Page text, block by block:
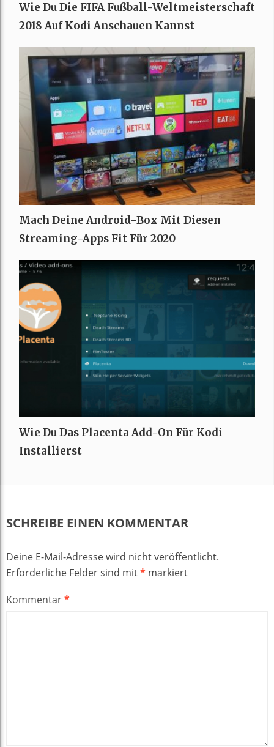
Wie Du Die FIFA Fußball-Weltmeisterschaft
2018 Auf Kodi Anschauen Kannst
Mach Deine Android-Box Mit Diesen
Streaming-Apps Fit Für 2020
Wie Du Das Placenta Add-On Für Kodi
Installierst
SCHREIBE EINEN KOMMENTAR
Deine E-Mail-Adresse wird nicht veröffentlicht.
Erforderliche Felder sind mit* markiert
Kommentar*